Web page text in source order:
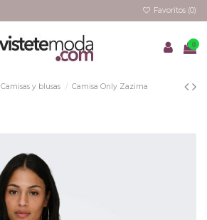
Favoritos (0)
0
Camisas y blusas Camisa Only Zazima